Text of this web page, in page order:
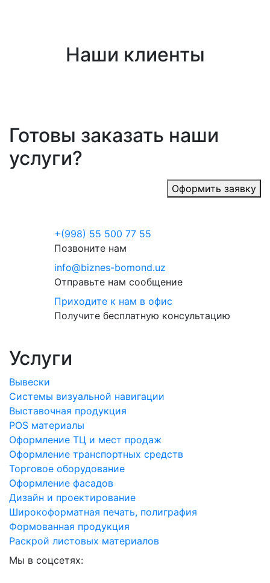
Наши клиенты
Готовы заказать наши
услуги?
Оформить заявку
+(998) 55 500 77 55
Позвоните нам
info@biznes-bomond.uz
Отправьте нам сообщение
Приходите к нам в офис
Получите бесплатную консультацию
Услуги
Вывески
Системы визуальной навигации
Выставочная продукция
POS материалы
Оформление ТЦ и мест продаж
Оформление транспортных средств
Торговое оборудование
Оформление фасадов
Дизайн и проектирование
Широкоформатная печать, полиграфия
Формованная продукция
Раскрой листовых материалов
Мы в соцсетях: